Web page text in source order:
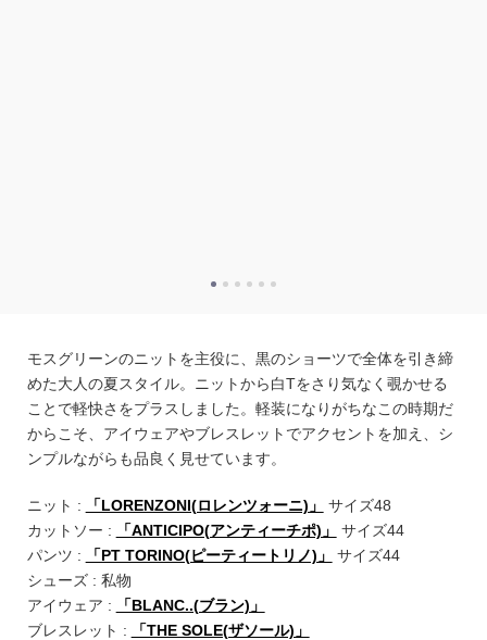
モスグリーンのニットを主役に、黒のショーツで全体を引き締
めた大人の夏スタイル。ニットから白Tをさり気なく覗かせる
ことで軽快さをプラスしました。軽装になりがちなこの時期だ
からこそ、アイウェアやブレスレットでアクセントを加え、シ
ンプルながらも品良く見せています。
ニット : 「LORENZONI(ロレンツォーニ)」
サイズ48
カットソー :
「ANTICIPO(アンティーチポ)」
サイズ44
パンツ :
「PT TORINO(ピーティートリノ)」
サイズ44
シューズ : 私物
アイウェア :
「BLANC..(ブラン)」
ブレスレット :
「THE SOLE(ザソール)」